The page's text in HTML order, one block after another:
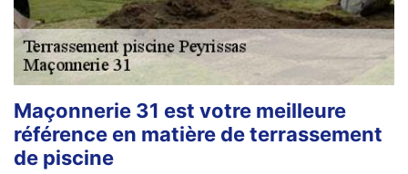
Maçonnerie 31 est votre meilleure
référence en matière de terrassement
de piscine